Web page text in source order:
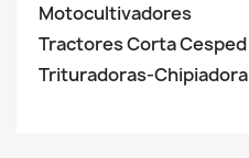
Motocultivadores
Tractores Corta Cesped
Trituradoras-Chipiadora